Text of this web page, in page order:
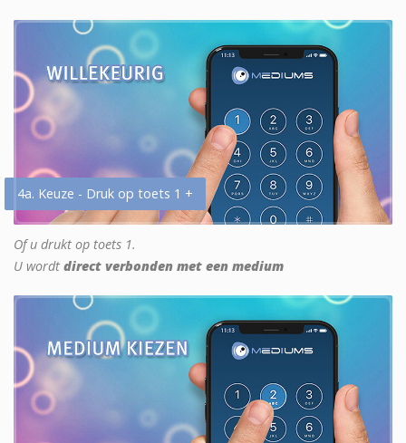
4a. Keuze - Druk op toets 1 +
Of u drukt op toets 1.
U wordt direct verbonden met een medium